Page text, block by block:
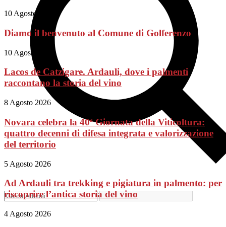
10 Agosto 2026
Diamo il benvenuto al Comune di Golferenzo
10 Agosto 2026
Lacos de Catzigare. Ardauli, dove i palmenti
raccontano la storia del vino
8 Agosto 2026
Novara celebra la 40ª Giornata della Viticoltura:
quattro decenni di difesa integrata e valorizzazione
del territorio
5 Agosto 2026
Ad Ardauli tra trekking e pigiatura in palmento: per
riscoprire l’antica storia del vino
4 Agosto 2026